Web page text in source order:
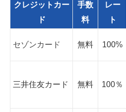
クレジットカー
ド
手数
料
レー
ト
セゾンカード 無料 100%
三井住友カード 無料 100％